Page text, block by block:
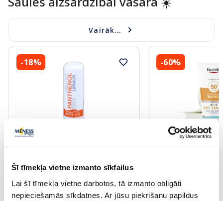
Šī tīmekļa vietne izmanto sīkfailus
Lai šī tīmekļa vietne darbotos, tā izmanto obligāti
nepieciešamās sīkdatnes. Ar jūsu piekrišanu papildus
Vairāk...
-18%
15 lūpu balzams, 1 gab.
2.72 € 3.30 €
-60%
13.60 € 33.99 €